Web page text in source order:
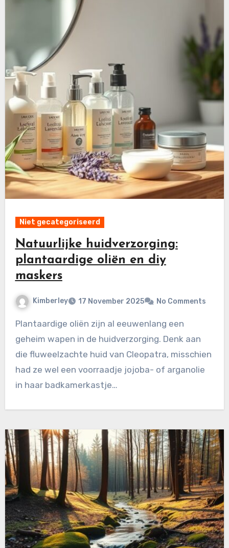
Niet gecategoriseerd
Natuurlijke huidverzorging:
plantaardige oliën en diy
maskers
Kimberley 17 November 2025 No Comments
Plantaardige oliën zijn al eeuwenlang een
geheim wapen in de huidverzorging. Denk aan
die fluweelzachte huid van Cleopatra, misschien
had ze wel een voorraadje jojoba- of arganolie
in haar badkamerkastje…